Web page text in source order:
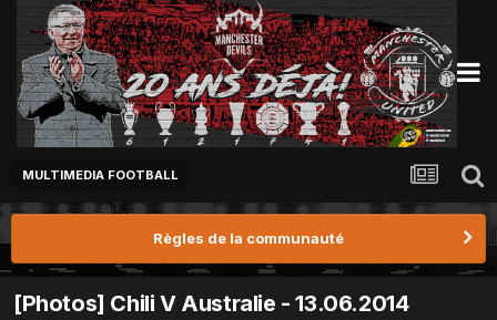
MULTIMEDIA FOOTBALL
Règles de la communauté
[Photos] Chili V Australie - 13.06.2014